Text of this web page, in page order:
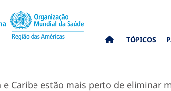
TÓPICOS
Caribe estão mais perto de eliminar